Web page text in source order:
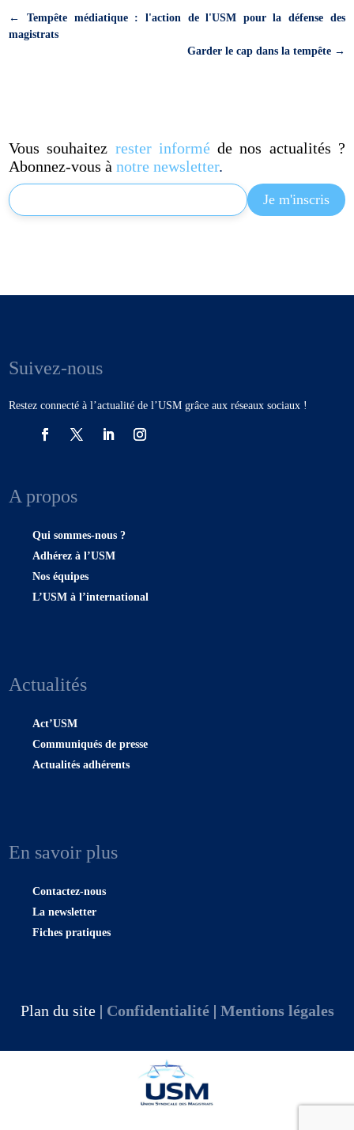
← Tempête médiatique : l'action de l'USM pour la défense des
magistrats
Garder le cap dans la tempête→
Vous souhaitez rester informéde nos actualités ?
Abonnez-vous ànotre newsletter.
Suivez-nous
Restez connecté à l’actualité de l’USM grâce aux réseaux sociaux !
A propos
Qui sommes-nous ?
Adhérez à l’USM
Nos équipes
L’USM à l’international
Actualités
Act’USM
Communiqués de presse
Actualités adhérents
En savoir plus
Contactez-nous
La newsletter
Fiches pratiques
Plan du site | Confidentialité| Mentions légales